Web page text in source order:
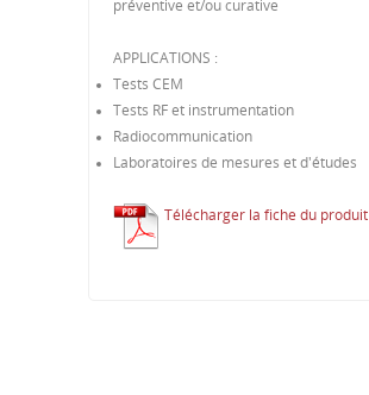
préventive et/ou curative
APPLICATIONS :
Tests CEM
Tests RF et instrumentation
Radiocommunication
Laboratoires de mesures et d'études
Télécharger la fiche du produit